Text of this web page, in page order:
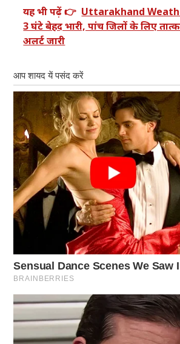
यह भी पढ़ें 👉 Uttarakhand
3 घंटे बेहद भारी, पांच जिलों के लिए
अलर्ट जारी